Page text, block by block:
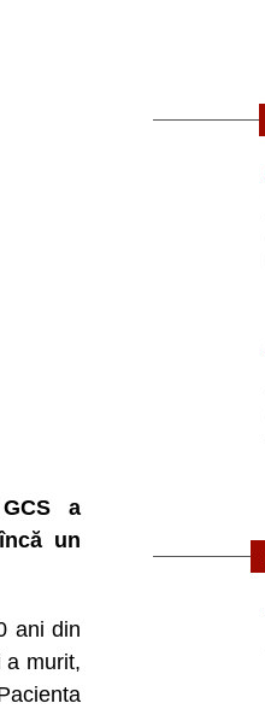
a
un
ani din
murit,